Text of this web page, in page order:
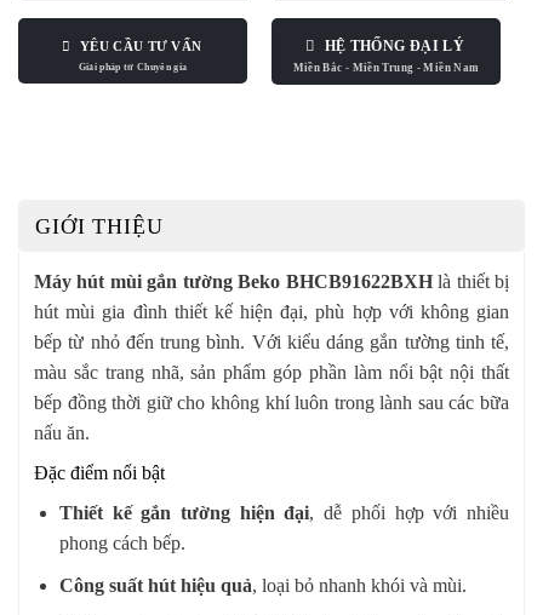
YÊU CẦU TƯ VẤN HỆ THỐNG ĐẠI LÝ
GIỚI THIỆU
Máy hút mùi gắn tường Beko BHCB91622BXHlà thiết bị
hút mùi gia đình thiết kế hiện đại, phù hợp với không gian
bếp từ nhỏ đến trung bình. Với kiểu dáng gắn tường tinh tế,
màu sắc trang nhã, sản phẩm góp phần làm nổi bật nội thất
bếp đồng thời giữ cho không khí luôn trong lành sau các bữa
nấu ăn.
Đặc điểm nổi bật
Thiết kế gắn tường hiện đại, dễ phối hợp với nhiều
phong cách bếp.
Công suất hút hiệu quả, loại bỏ nhanh khói và mùi.